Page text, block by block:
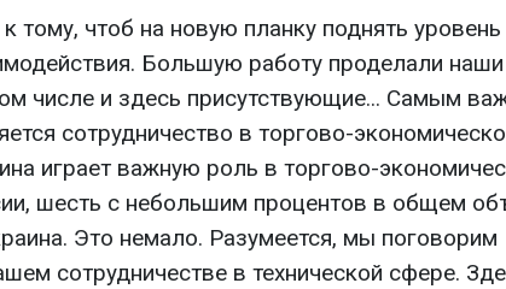
тому, чтоб на новую планку поднять уровень
Большую работу проделали наши
числе и здесь присутствующие... Самым
сотрудничество в торгово-
играет важную роль в торгово-
шесть с небольшим процентов в общем
Это немало. Разумеется, мы поговорим
сотрудничестве в технической сфере.